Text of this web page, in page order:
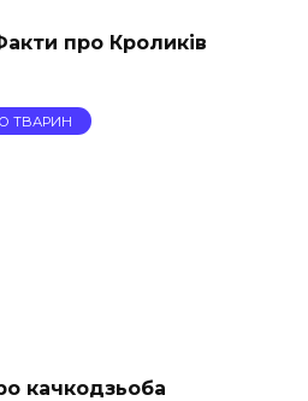
про Кроликів
ТВАРИН
качкодзьоба